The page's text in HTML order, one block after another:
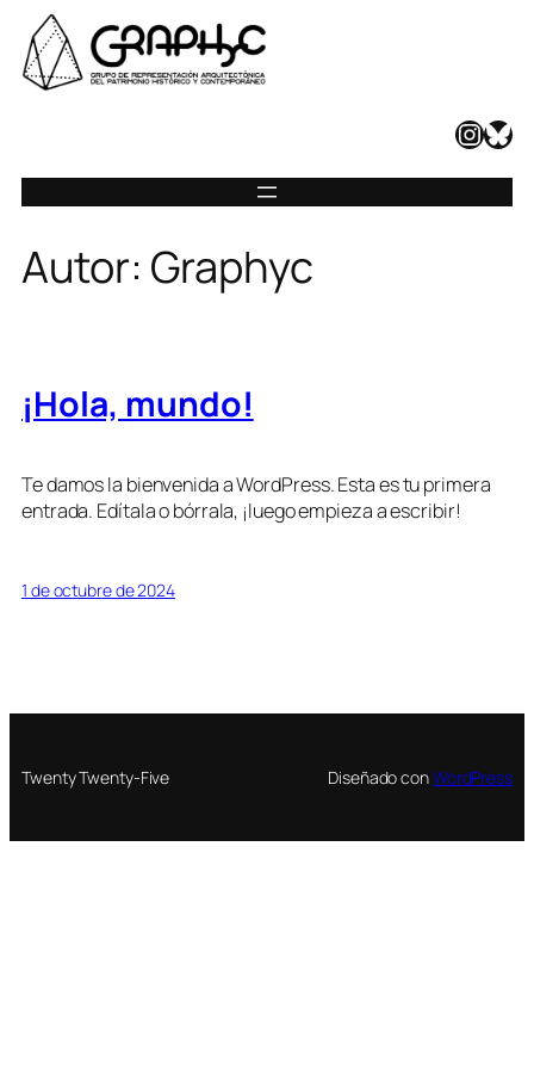
Saltar
contenido
InstagramBluesky
Autor: Graphyc
¡Hola, mundo!
Te damos la bienvenida a WordPress. Esta es tu primera
entrada. Edítala o bórrala, ¡luego empieza a escribir!
1 de octubre de 2024
Twenty Twenty-Five Diseñado conWordPress